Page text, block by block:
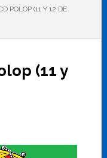
POLOP (11 Y 12 DE
(11 y